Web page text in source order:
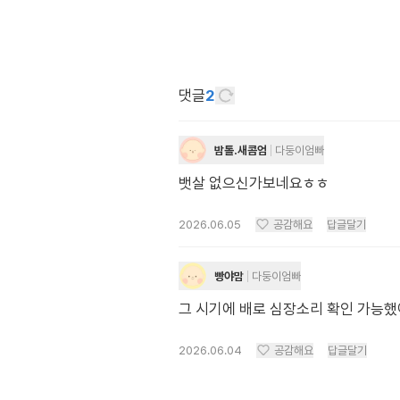
댓글2
밤톨.새콤엄 다둥이엄빠
뱃살 없으신가보네요ㅎㅎ
2026.06.05 공감해요 답글달기
빵야맘 다둥이엄빠
그 시기에 배로 심장소리 확인 가능
2026.06.04 공감해요 답글달기